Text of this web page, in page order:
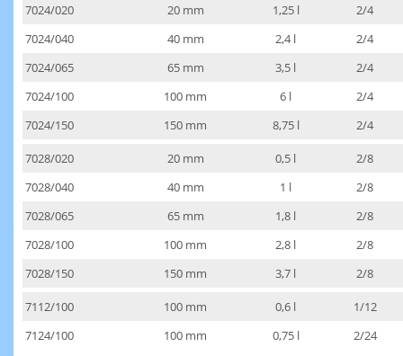
7024/020 20 mm 1,25 l
2/4
7024/040
40 mm 2,4 l
2/4
7024/065
65 mm 3,5 l
2/4
7024/100
100 mm 6 l
2/4
7024/150
150 mm 8,75 l 2/4
7028/020 20 mm 0,5 l
2/8
7028/040
40 mm 1 l
2/8
7028/065
65 mm 1,8 l
2/8
7028/100
100 mm 2,8 l
2/8
7028/150
150 mm 3,7 l 2/8
7112/100 100 mm 0,6 l
1/12
7124/100
100 mm 0,75 l 2/24